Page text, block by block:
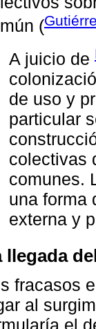
(
A juicio de
de uso y
particular
colectivas
comunes.
una forma
externa y
llegada
fracasos
al
el